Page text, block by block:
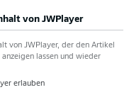
von JWPlayer
von JWPlayer, der den Artikel
lassen und wieder
erlauben